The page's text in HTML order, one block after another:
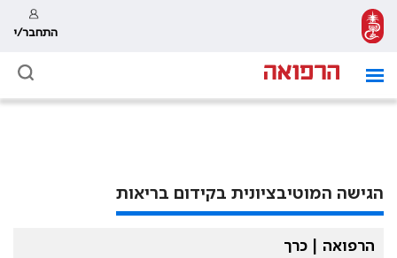
התחבר/י
הגישה המוטיבציונית בקידום בריאות
הרפואה | כרך